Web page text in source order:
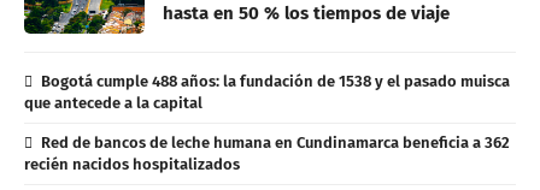
hasta en 50 % los tiempos de viaje
Bogotá cumple 488 años: la fundación de 1538 y el pasado muisca
que antecede a la capital
Red de bancos de leche humana en Cundinamarca beneficia a 362
recién nacidos hospitalizados